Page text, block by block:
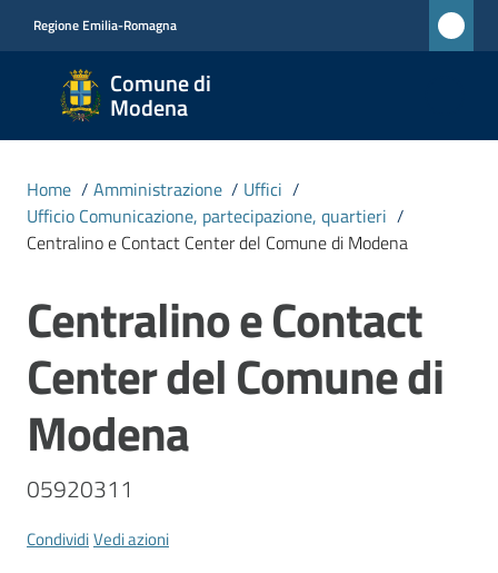
Regione Emilia-Romagna
Comune di
Modena
Comune
di
Modena
CIVICA
MONET
Amministrazione
Menu selezionato
Novità
Servizi
Vivere
Modena
Home / Amministrazione / Uffici /
Ufficio Comunicazione, partecipazione, quartieri /
Centralino e Contact Center del Comune di Modena
Salta al contenuto
Centralino e Contact
Center del Comune di
Modena
05920311
CondividiVedi azioni